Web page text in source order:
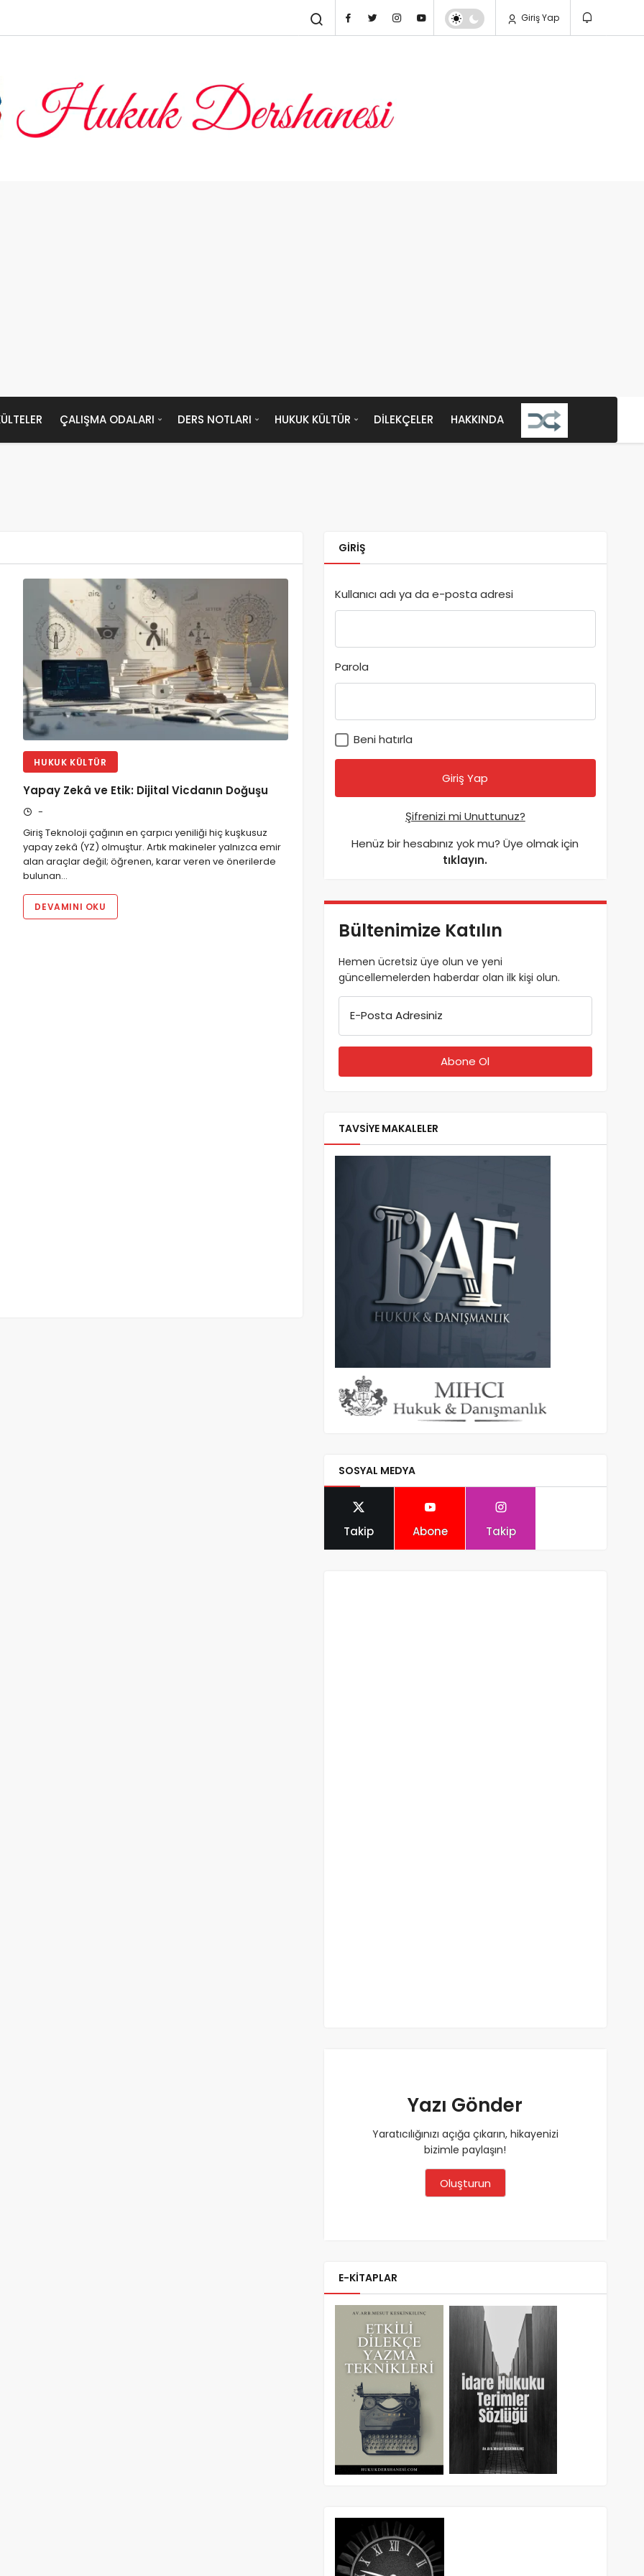
Giriş Yap
ÇALIŞMA ODALARI DERS NOTLARI HUKUK KÜLTÜR DILEKÇELER HAKKINDA
HUKUK KÜLTÜR
Yapay Zekâ ve Etik: Dijital Vicdanın Doğuşu
-
Giriş Teknoloji çağının en çarpıcı yeniliği hiç kuşkusuz
yapay zekâ (YZ) olmuştur. Artık makineler yalnızca emir
alan araçlar değil; öğrenen, karar veren ve önerilerde
bulunan…
DEVAMINI OKU
GIRIŞ
Kullanıcı adı ya da e-posta adresi
Parola
Beni hatırla
Şifrenizi mi Unuttunuz?
Henüz bir hesabınız yok mu? Üye olmak için
tıklayın.
Bültenimize Katılın
Hemen ücretsiz üye olun ve yeni
güncellemelerden haberdar olan ilk kişi olun.
E-Posta Adresiniz
TAVSİYE MAKALELER
SOSYAL MEDYA
Takip Abone Takip
Yazı Gönder
Yaratıcılığınızı açığa çıkarın, hikayenizi
bizimle paylaşın!
Oluşturun
E-KİTAPLAR